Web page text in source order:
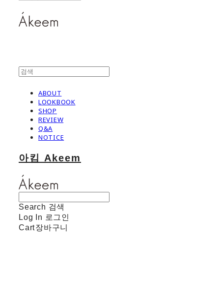
ABOUT
LOOKBOOK
SHOP
REVIEW
Q&A
NOTICE
아킴 Akeem
Search 검색
Log In 로그인
Cart장바구니